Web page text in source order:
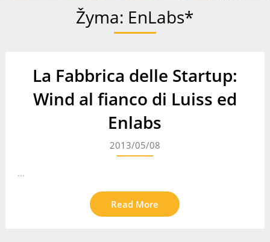
Žyma: EnLabs*
La Fabbrica delle Startup:
Wind al fianco di Luiss ed
Enlabs
2013/05/08
...
Read More